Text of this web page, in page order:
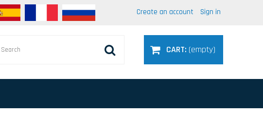
Create an account Sign in
CART: (empty)